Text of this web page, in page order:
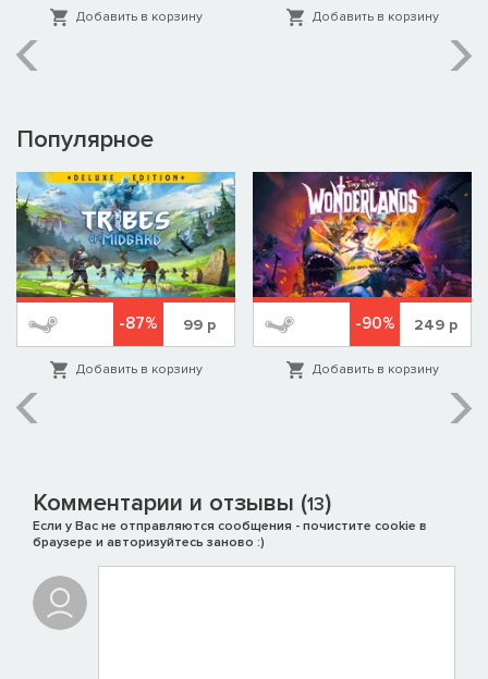
Добавить в корзину Добавить в корзину
Популярное
-87% 99р
Добавить в корзину
-90% 249р
Добавить в корзину
Комментарии и отзывы (13)
Если у Вас не отправляются сообщения - почистите cookie в
браузере и авторизуйтесь заново :)